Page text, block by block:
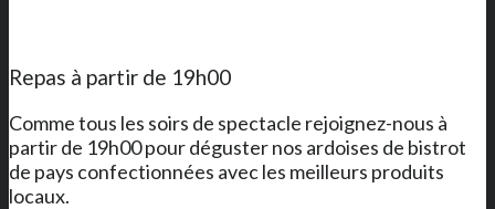
Repas à partir de 19h00
Comme tous les soirs de spectacle rejoignez-nous à
partir de 19h00 pour déguster nos ardoises de bistrot
de pays confectionnées avec les meilleurs produits
locaux.